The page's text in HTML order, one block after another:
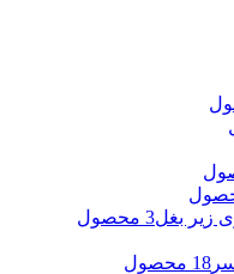
زیر بغل3 محصول
18 محصول